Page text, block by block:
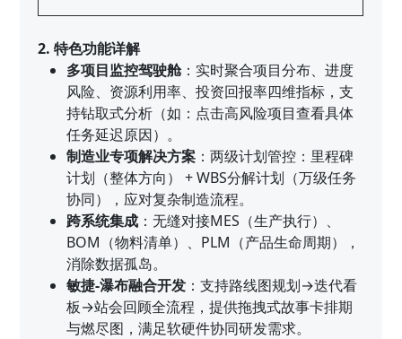
2. 特色功能详解
多项目监控驾驶舱：实时聚合项目分布、进度
风险、资源利用率、投资回报率四维指标，支
持钻取式分析（如：点击高风险项目查看具体
任务延迟原因）。
制造业专项解决方案 ：两级计划管控：里程碑
计划（整体方向） + WBS分解计划（万级任务
协同），应对复杂制造流程。
跨系统集成 ：无缝对接MES（生产执行）、
BOM（物料清单）、PLM（产品生命周期），
消除数据孤岛。
敏捷-瀑布融合开发 ：支持路线图规划→迭代看
板→站会回顾全流程，提供拖拽式故事卡排期
与燃尽图，满足软硬件协同研发需求。